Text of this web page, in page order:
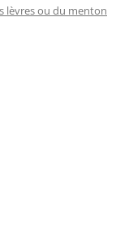
lèvres ou du menton